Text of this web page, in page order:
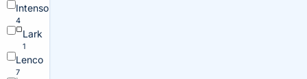
Intenso
4
Lark
1
Lenco
7